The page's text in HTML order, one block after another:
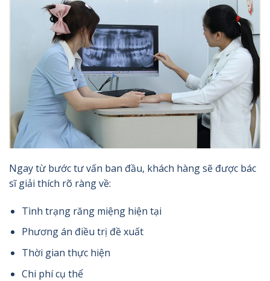
Ngay từ bước tư vấn ban đầu, khách hàng sẽ được bác
sĩ giải thích rõ ràng về:
Tình trạng răng miệng hiện tại
Phương án điều trị đề xuất
Thời gian thực hiện
Chi phí cụ thể